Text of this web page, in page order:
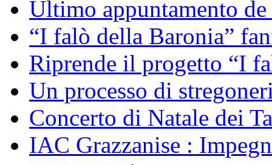
Ultimo appuntamento
“I falò della Baronia”
Riprende il progetto “I
Un processo di
Concerto di Natale dei
IAC Grazzanise :